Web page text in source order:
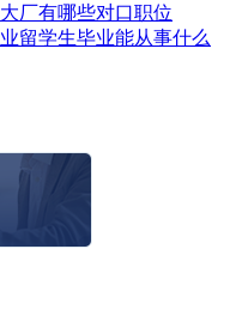
厂有哪些对口职位
留学生毕业能从事什么